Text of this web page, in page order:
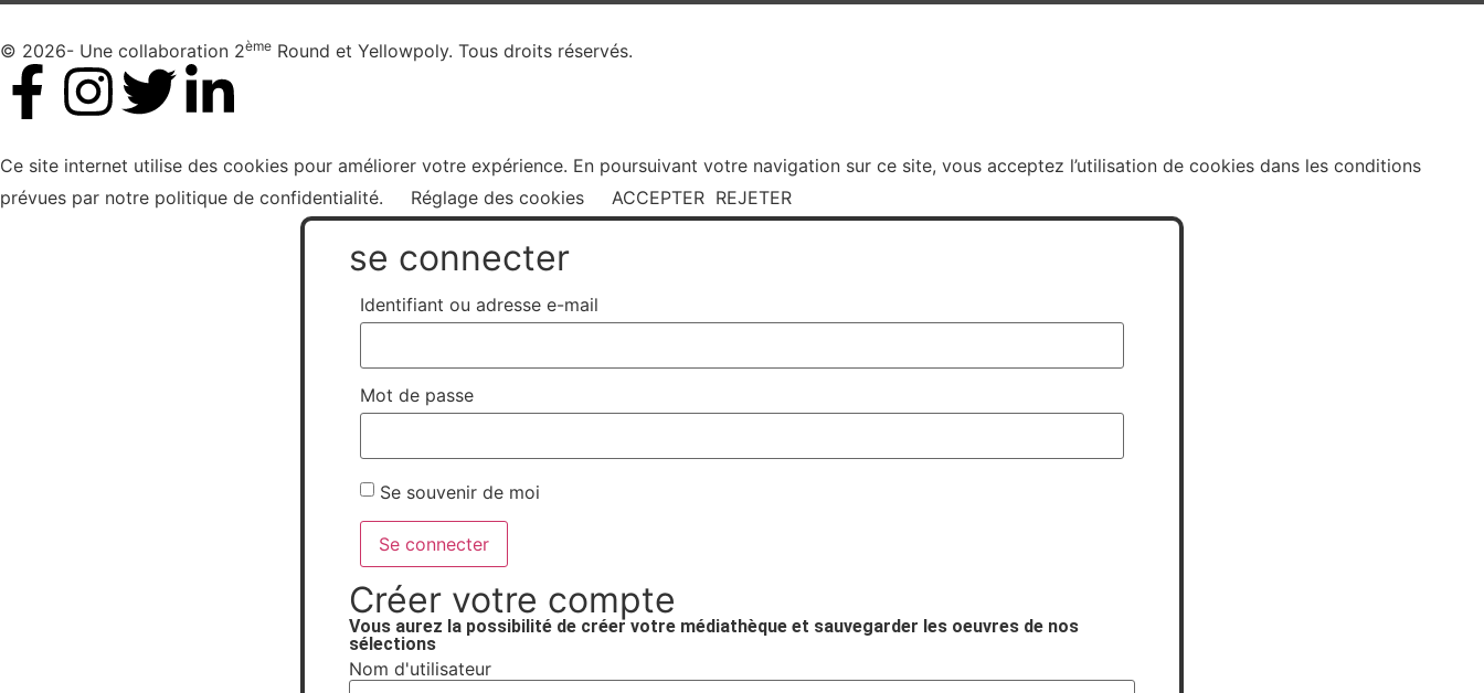
© 2026- Une collaboration 2ème Round et Yellowpoly. Tous droits réservés.
Ce site internet utilise des cookies pour améliorer votre expérience. En poursuivant votre navigation sur ce site, vous acceptez l’utilisation de cookies dans les conditions
prévues par notre politique de confidentialité.
Réglage des cookies ACCEPTER REJETER
se connecter
Identifiant ou adresse e-mail
Mot de passe
Se souvenir de moi
Se connecter
Créer votre compte
Vous aurez la possibilité de créer votre médiathèque et sauvegarder les oeuvres de nos
sélections
Nom d'utilisateur